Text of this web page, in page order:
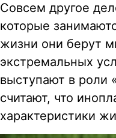
Совсем другое
которые
жизни они берут
экстремальных
выступают в роли
считают, что
характеристики